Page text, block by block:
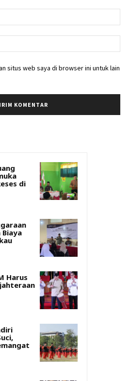
situs web saya di browser ini untuk lain
di
Biaya
Harus